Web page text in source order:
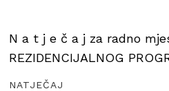
N a t j e č a j za radno
REZIDENCIJALNOG
NATJEČAJ